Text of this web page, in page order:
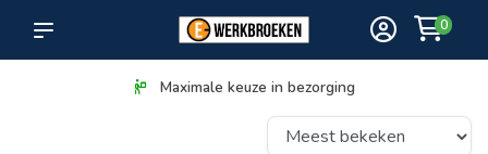
0
Maximale keuze in bezorging